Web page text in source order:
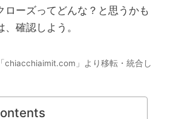
ローズってどんな？と思うかも
確認しよう。
chiacchiaimit.com」より移転・統合し